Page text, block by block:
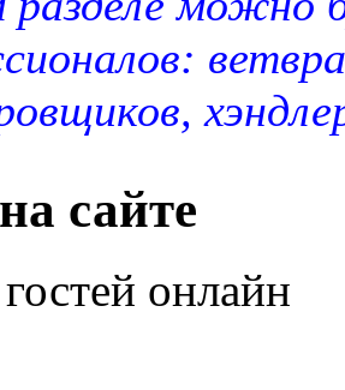
сайте
онлайн